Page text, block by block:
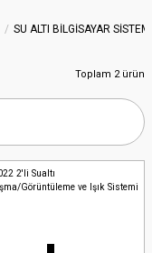
SU ALTI BİLGİSAYAR
Toplam 2 ürün